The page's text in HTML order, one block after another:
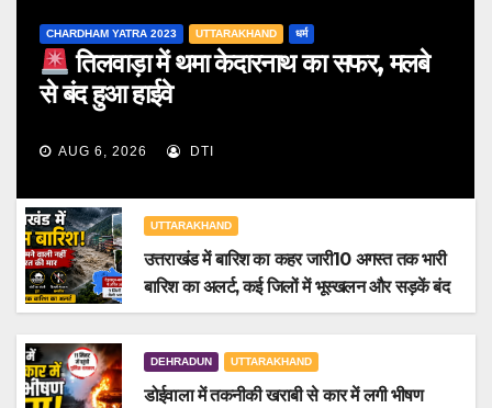
CHARDHAM YATRA 2023 UTTARAKHAND धर्म
तिलवाड़ा में थमा केदारनाथ का सफर, मलबे
से बंद हुआ हाईवे
AUG 6, 2026 DTI
UTTARAKHAND
उत्तराखंड में बारिश का कहर जारी10 अगस्त तक भारी
बारिश का अलर्ट, कई जिलों में भूस्खलन और सड़कें बंद
DEHRADUN UTTARAKHAND
डोईवाला में तकनीकी खराबी से कार में लगी भीषण